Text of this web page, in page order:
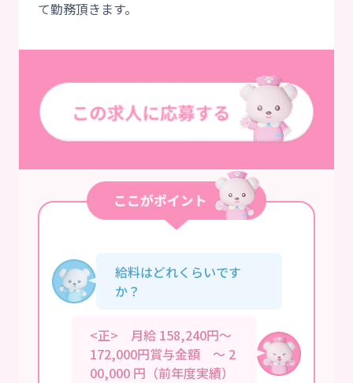
給料はどれくらいです
か？
<正> 月給 158,240円～
172,000円賞与金額 ～ 2
00,000 円（前年度実績）